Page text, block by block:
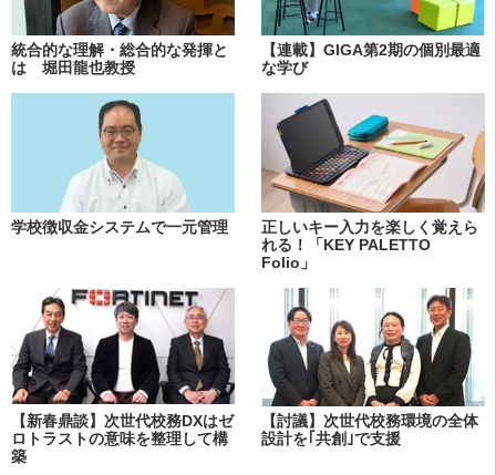
統合的な理解・総合的な発揮と
は 堀田龍也教授
【連載】GIGA第2期の個別最適
な学び
学校徴収金システムで一元管理
正しいキー入力を楽しく覚えら
れる！「KEY PALETTO
Folio」
【新春鼎談】次世代校務DXはゼ
ロトラストの意味を整理して構
築
【討議】次世代校務環境の全体
設計を｢共創｣で支援